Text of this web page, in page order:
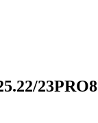
23PRO8